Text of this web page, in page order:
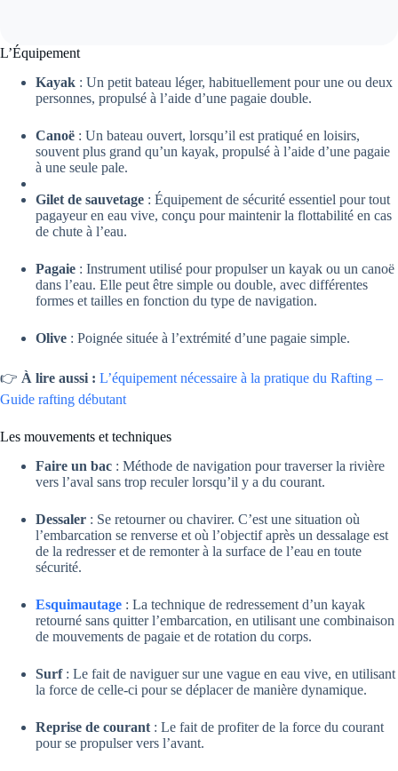
L’Équipement
Kayak : Un petit bateau léger, habituellement pour une ou deux
personnes, propulsé à l’aide d’une pagaie double.
Canoë : Un bateau ouvert, lorsqu’il est pratiqué en loisirs,
souvent plus grand qu’un kayak, propulsé à l’aide d’une pagaie
à une seule pale.
Gilet de sauvetage : Équipement de sécurité essentiel pour tout
pagayeur en eau vive, conçu pour maintenir la flottabilité en cas
de chute à l’eau.
Pagaie : Instrument utilisé pour propulser un kayak ou un canoë
dans l’eau. Elle peut être simple ou double, avec différentes
formes et tailles en fonction du type de navigation.
Olive : Poignée située à l’extrémité d’une pagaie simple.
👉 À lire aussi : L’équipement nécessaire à la pratique du Rafting –
Guide rafting débutant
Les mouvements et techniques
Faire un bac : Méthode de navigation pour traverser la rivière
vers l’aval sans trop reculer lorsqu’il y a du courant.
Dessaler : Se retourner ou chavirer. C’est une situation où
l’embarcation se renverse et où l’objectif après un dessalage est
de la redresser et de remonter à la surface de l’eau en toute
sécurité.
Esquimautage : La technique de redressement d’un kayak
retourné sans quitter l’embarcation, en utilisant une combinaison
de mouvements de pagaie et de rotation du corps.
Surf : Le fait de naviguer sur une vague en eau vive, en utilisant
la force de celle-ci pour se déplacer de manière dynamique.
Reprise de courant : Le fait de profiter de la force du courant
pour se propulser vers l’avant.